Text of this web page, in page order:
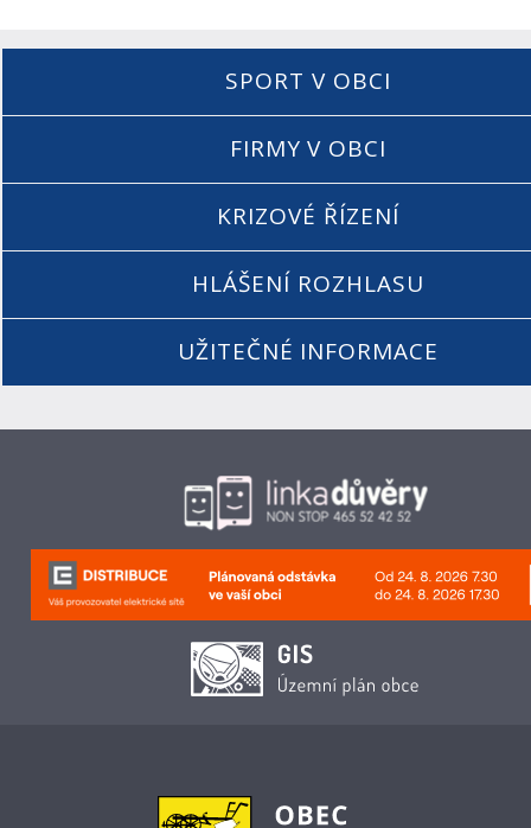
SPORT V OBCI
FIRMY V OBCI
KRIZOVÉ ŘÍZENÍ
HLÁŠENÍ ROZHLASU
UŽITEČNÉ INFORMACE